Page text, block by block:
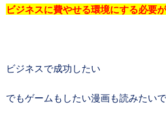
ビジネスに費やせる環境にする必要が
ビジネスで成功したい
でもゲームもしたい漫画も読みたい